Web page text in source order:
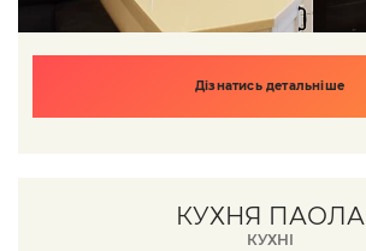
Дізнатись детальніше
КУХНЯ ПАОЛА
КУХНІ